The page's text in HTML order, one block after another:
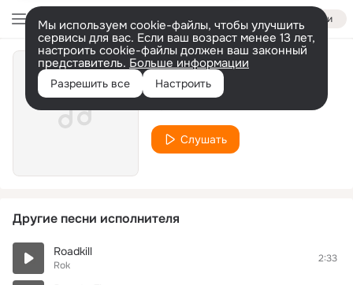
Войти
Мы используем cookie-файлы, чтобы улучшить
сервисы для вас. Если ваш возраст менее 13 лет,
настроить cookie-файлы должен ваш законный
представитель. Больше информации
Разрешить все Настроить
Warpower
Слушать
Другие песни исполнителя
Roadkill
Rok
2:33